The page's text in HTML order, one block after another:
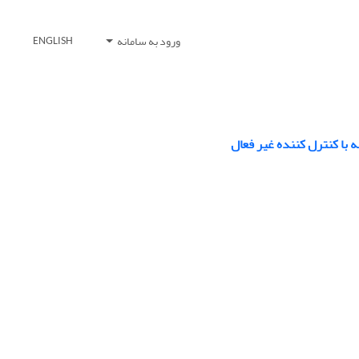
ورود به سامانه ENGLISH
کنترل کننده غیر فعال